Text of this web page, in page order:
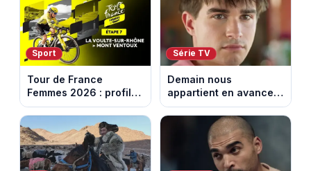
10 août 2026 (spoiler)
Sport
Tour de France
Femmes 2026 : profil
et horaires de la 7e
étape entre La Voulte-
sur-Rhône et le Mont
Ventoux
Série TV
Demain nous
appartient en avance:
Samuel perd le
contrôle. Episode du 10
août 2026.